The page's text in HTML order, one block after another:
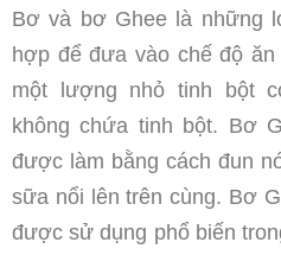
Bơ và bơ Ghee là những
hợp để đưa vào chế độ
một lượng nhỏ tinh bột
không chứa tinh bột. Bơ
được làm bằng cách đun
sữa nổi lên trên cùng. Bơ
được sử dụng phổ biến